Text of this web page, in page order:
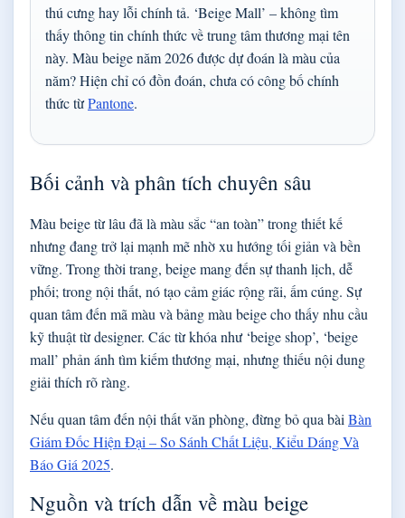
thú cưng hay lỗi chính tả. ‘Beige Mall’ – không tìm
thấy thông tin chính thức về trung tâm thương mại tên
này. Màu beige năm 2026 được dự đoán là màu của
năm? Hiện chỉ có đồn đoán, chưa có công bố chính
thức từPantone.
Bối cảnh và phân tích chuyên sâu
Màu beige từ lâu đã là màu sắc “an toàn” trong thiết kế
nhưng đang trở lại mạnh mẽ nhờ xu hướng tối giản và bền
vững. Trong thời trang, beige mang đến sự thanh lịch, dễ
phối; trong nội thất, nó tạo cảm giác rộng rãi, ấm cúng. Sự
quan tâm đến mã màu và bảng màu beige cho thấy nhu cầu
kỹ thuật từ designer. Các từ khóa như ‘beige shop’, ‘beige
mall’ phản ánh tìm kiếm thương mại, nhưng thiếu nội dung
giải thích rõ ràng.
Nếu quan tâm đến nội thất văn phòng, đừng bỏ qua bàiBàn
Giám Đốc Hiện Đại – So Sánh Chất Liệu, Kiểu Dáng Và
Báo Giá 2025.
Nguồn và trích dẫn về màu beige